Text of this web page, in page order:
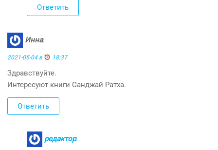
Ответить
Инна:
2021-05-04 в 18:37
Здравствуйте.
Интересуют книги Санджай Ратха.
Ответить
редактор: